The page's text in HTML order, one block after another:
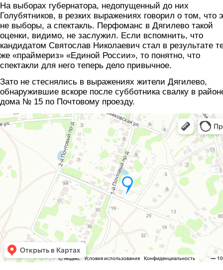
На выборах губернатора, недопущенный до них
Голубятников, в резких выражениях говорил о том, что
не выборы, а спектакль. Перфоманс в Дягилево такой
оценки, видимо, не заслужил. Если вспомнить, что
кандидатом Святослав Николаевич стал в результате
же «праймериз» «Единой России», то понятно, что
спектакли для него теперь дело привычное.
Зато не стеснялись в выражениях жители Дягилево,
обнаружившие вскоре после субботника свалку в
дома № 15 по Почтовому проезду.